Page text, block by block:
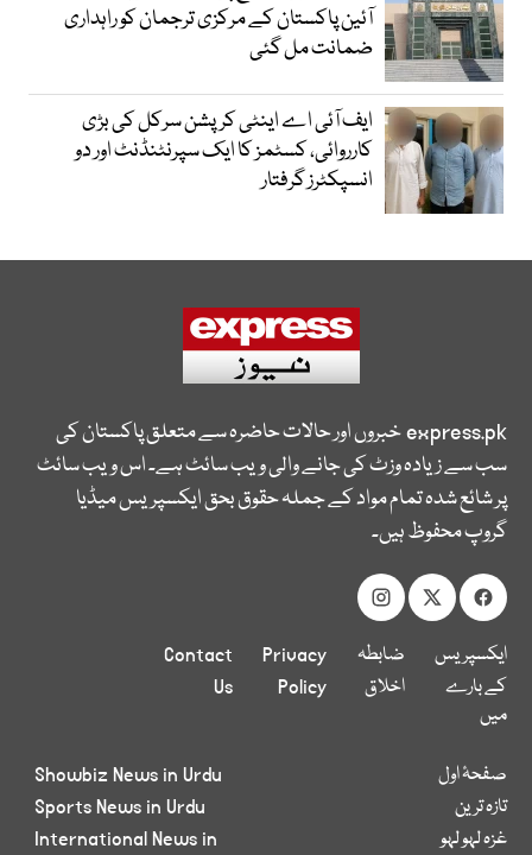
آئین پاکستان کے مرکزی ترجمان کو راہداری
ضمانت مل گئی
ایف آئی اے اینٹی کرپشن سرکل کی بڑی
کارروائی، کسٹمز کا ایک سپرنٹنڈنٹ اور دو
انسپکٹرز گرفتار
express.pkخبروں اور حالات حاضرہ سے متعلق پاکستان کی
سب سے زیادہ وزٹ کی جانے والی ویب سائٹ ہے۔ اس ویب سائٹ
پر شائع شدہ تمام مواد کے جملہ حقوق بحق ایکسپریس میڈیا
گروپ محفوظ ہیں۔
ایکسپریس
کے بارے
میں
ضابطہ
اخلاق
Privacy
Policy
Contact
Us
صفحۂ اول
تازہ ترین
غزہ لہو لہو
Showbiz News in Urdu
Sports News in Urdu
International News in